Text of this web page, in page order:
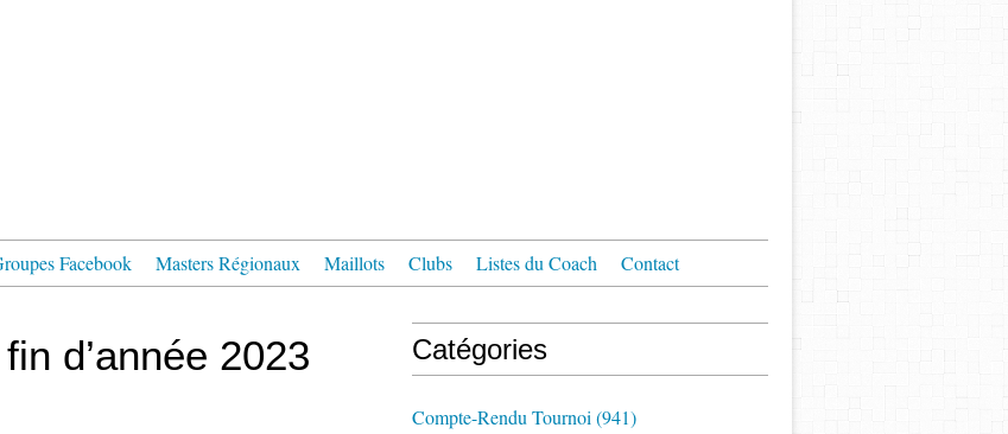
Facebook Masters Régionaux Maillots Clubs Listes du Coach Contact
d’année 2023 Catégories
Compte-Rendu Tournoi (941)